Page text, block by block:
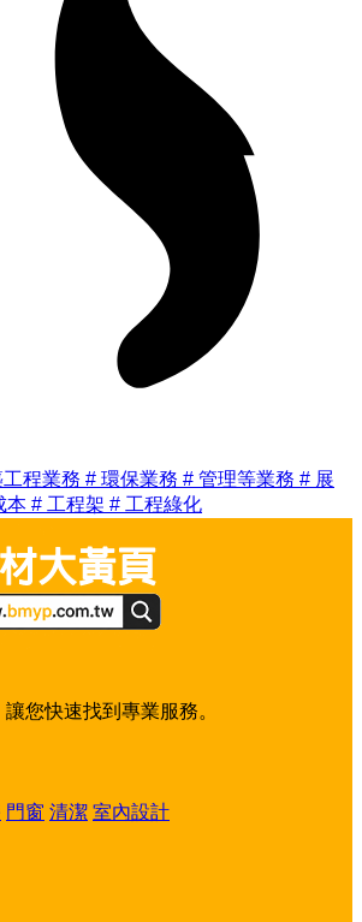
程業務 # 環保業務 # 管理等業務 # 展
本 # 工程架 # 工程綠化
您快速找到專業服務。
門窗 清潔 室內設計